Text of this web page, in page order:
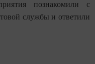
познакомили с
службы и ответили